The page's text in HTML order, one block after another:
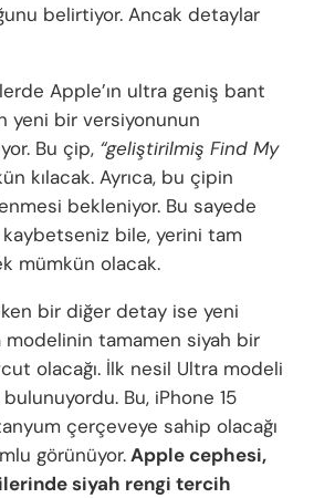
belirtiyor. Ancak detaylar
Apple’ın ultra geniş bant
yeni bir versiyonunun
Bu çip, “geliştirilmiş Find My
kılacak. Ayrıca, bu çipin
bekleniyor. Bu sayede
kaybetseniz bile, yerini tam
mümkün olacak.
bir diğer detay ise yeni
tamamen siyah bir
olacağı. İlk nesil Ultra modeli
Bu, iPhone 15
çerçeveye sahip olacağı
görünüyor.Apple cephesi,
siyah rengi tercih